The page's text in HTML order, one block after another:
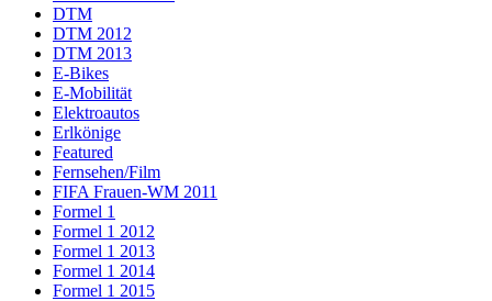
DTM
DTM 2012
DTM 2013
E-Bikes
E-Mobilität
Elektroautos
Erlkönige
Featured
Fernsehen/Film
FIFA Frauen-WM 2011
Formel 1
Formel 1 2012
Formel 1 2013
Formel 1 2014
Formel 1 2015